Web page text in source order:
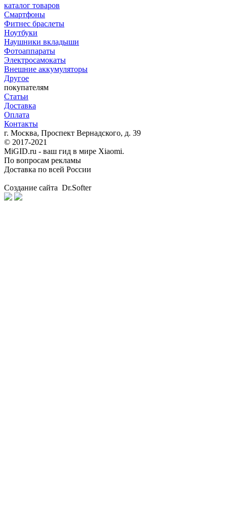
каталог товаров
Смартфоны
Фитнес браслеты
Ноутбуки
Наушники вкладыши
Фотоаппараты
Электросамокаты
Внешние аккумуляторы
Другое
покупателям
Статьи
Доставка
Оплата
Контакты
г. Москва, Проспект Вернадского, д. 39
© 2017-2021
MiGID.ru - ваш гид в мире Xiaomi.
По вопросам рекламы
Доставка по всей России
Создание сайта Dr.Softer